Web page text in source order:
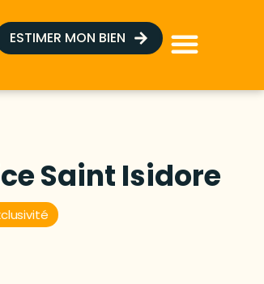
ESTIMER MON BIEN
Saint Isidore